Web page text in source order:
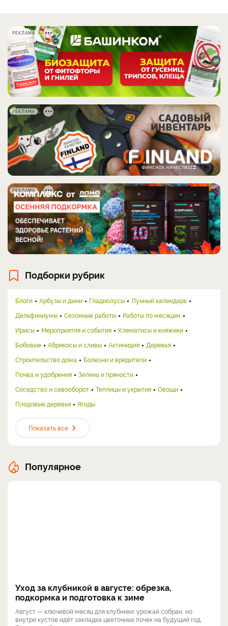
РЕКЛАМА
РЕКЛАМА
РЕКЛАМА
Подборки рубрик
Блоги Арбузы и дыни Гладиолусы
Лунный календарь
Дельфиниумы
Сезонные работы
Работы по месяцам
Ирисы
Мероприятия и события
Клематисы и княжики
Бобовые
Абрикосы и сливы Актинидия
Деревья
Строительство дома
Болезни и вредители
Почва и удобрения
Зелень и пряности
Соседство и севооборот
Теплицы и укрытия
Овощи
Плодовые деревья
Ягоды
Показать все
Популярное
Уход за клубникой в августе: обрезка,
подкормка и подготовка к зиме
Август — ключевой месяц для клубники: урожай собран, но
внутри кустов идёт закладка цветочных почек на будущий год.